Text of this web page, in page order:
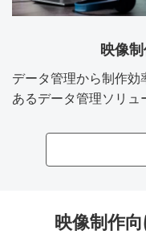
映像
データ管理から制作
あるデータ管理ソリュ
映像制作